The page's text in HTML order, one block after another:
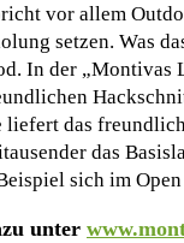
vor allem
setzen. Was
In der
das
das
sich im
unter